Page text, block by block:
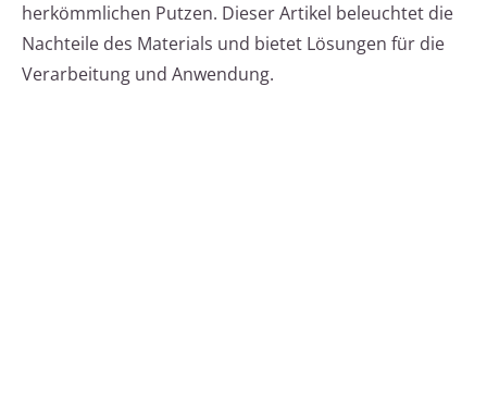
herkömmlichen Putzen. Dieser Artikel beleuchtet die
Nachteile des Materials und bietet Lösungen für die
Verarbeitung und Anwendung.